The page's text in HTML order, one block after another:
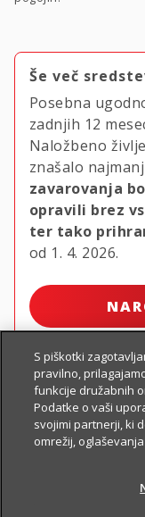
Še več
Posebna
zadnjih 12
Naložbeno
znašalo najmanj
zavarovanja
opravili brez
ter tako
od 1. 4. 2026.
S piškotki
pravilno,
funkcije družabnih
Podatke o vaši
svojimi partnerji, ki
omrežij,